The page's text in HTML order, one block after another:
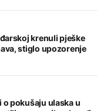
krenuli pješke
stiglo upozorenje
o pokušaju ulaska u